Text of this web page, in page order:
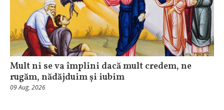
Mult ni se va împlini dacă mult credem, ne
rugăm, nădăjduim și iubim
09 Aug, 2026